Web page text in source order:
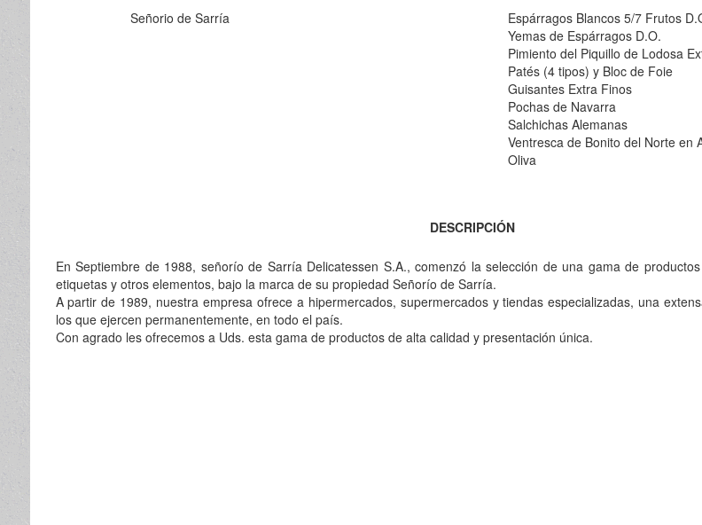
Señorio de Sarría
Espárragos Blancos 5/7 Frutos
Yemas de Espárragos D.O.
Pimiento del Piquillo de Lodosa
Patés (4 tipos) y Bloc de Foie
Guisantes Extra Finos
Pochas de Navarra
Salchichas Alemanas
Ventresca de Bonito del Norte en
Oliva
DESCRIPCIÓN
En Septiembre de 1988, señorío de Sarría Delicatessen S.A., comenzó la selección de una gama de
etiquetas y otros elementos, bajo la marca de su propiedad Señorío de Sarría.
A partir de 1989, nuestra empresa ofrece a hipermercados, supermercados y tiendas especializadas, una
los que ejercen permanentemente, en todo el país.
Con agrado les ofrecemos a Uds. esta gama de productos de alta calidad y presentación única.